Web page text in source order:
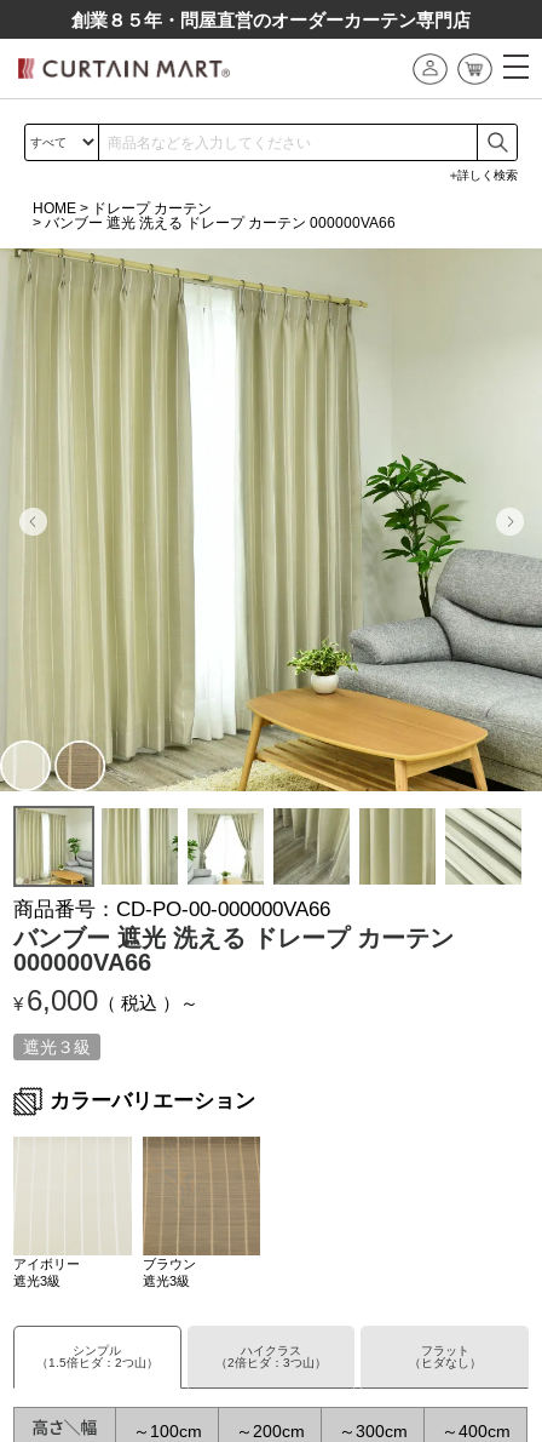
創業８５年・問屋直営のオーダーカーテン専⾨店
詳しく検索
HOME
ドレープ カーテン
バンブー 遮光 洗える ドレープ カーテン 000000VA66
商品番号 CD-PO-00-000000VA66
バンブー 遮光 洗える ドレープ カーテン
000000VA66
¥ 6,000 税込
遮光３級
カラーバリエーション
アイボリー
遮光3級
ブラウン
遮光3級
シンプル
（1.5倍ヒダ：2つ山）
～ 100 ～ 200 ～300 ～400
ハイクラス
（2倍ヒダ：3つ山）
フラット
（ヒダなし）